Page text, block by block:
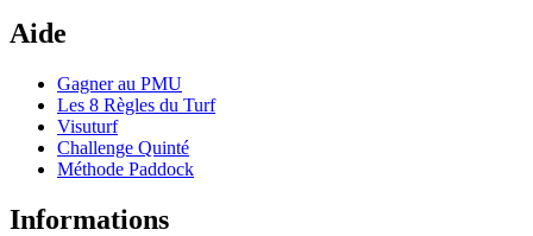
Aide
Gagner au PMU
Les 8 Règles du Turf
Visuturf
Challenge Quinté
Méthode Paddock
Informations